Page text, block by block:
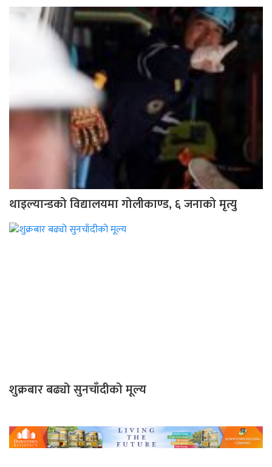
थाइल्यान्डको विद्यालयमा गोलीकाण्ड, ६ जनाको मृत्यु
शुक्रबार बढ्यो सुनचाँदीको मूल्य